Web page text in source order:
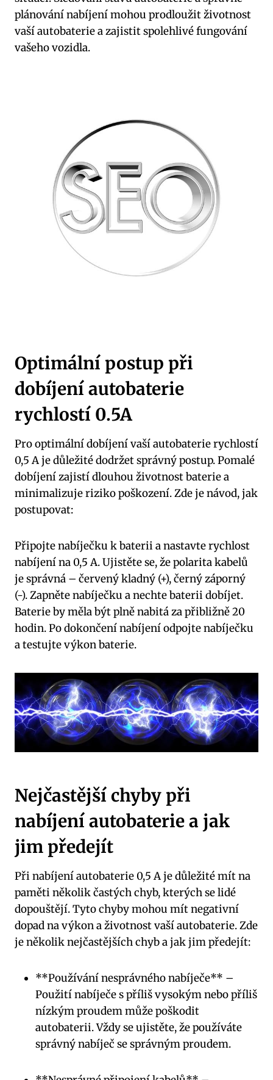
plánování nabíjení mohou prodloužit životnost
vaší autobaterie a zajistit spolehlivé fungování
vašeho vozidla.
Optimální postup při
dobíjení autobaterie
rychlostí 0.5A
Pro optimální dobíjení vaší autobaterie rychlostí
0,5 A je důležité dodržet správný postup. Pomalé
dobíjení zajistí dlouhou životnost baterie a
minimalizuje riziko poškození. Zde je návod, jak
postupovat:
Připojte nabíječku k baterii a nastavte rychlost
nabíjení na 0,5 A. Ujistěte se, že polarita kabelů
je správná – červený kladný (+), černý záporný
(-). Zapněte nabíječku a nechte baterii dobíjet.
Baterie by měla být plně nabitá za přibližně 20
hodin. Po dokončení nabíjení odpojte nabíječku
a testujte výkon baterie.
Nejčastější chyby při
nabíjení autobaterie a jak
jim předejít
Při nabíjení autobaterie 0,5 A je důležité mít na
paměti několik častých chyb, kterých se lidé
dopouštějí. Tyto chyby mohou mít negativní
dopad na výkon a životnost vaší autobaterie. Zde
je několik nejčastějších chyb a jak jim předejít:
**Používání nesprávného nabíječe** –
Použití nabíječe s příliš vysokým nebo příliš
nízkým proudem může poškodit
autobaterii. Vždy se ujistěte, že používáte
správný nabíječ se správným proudem.